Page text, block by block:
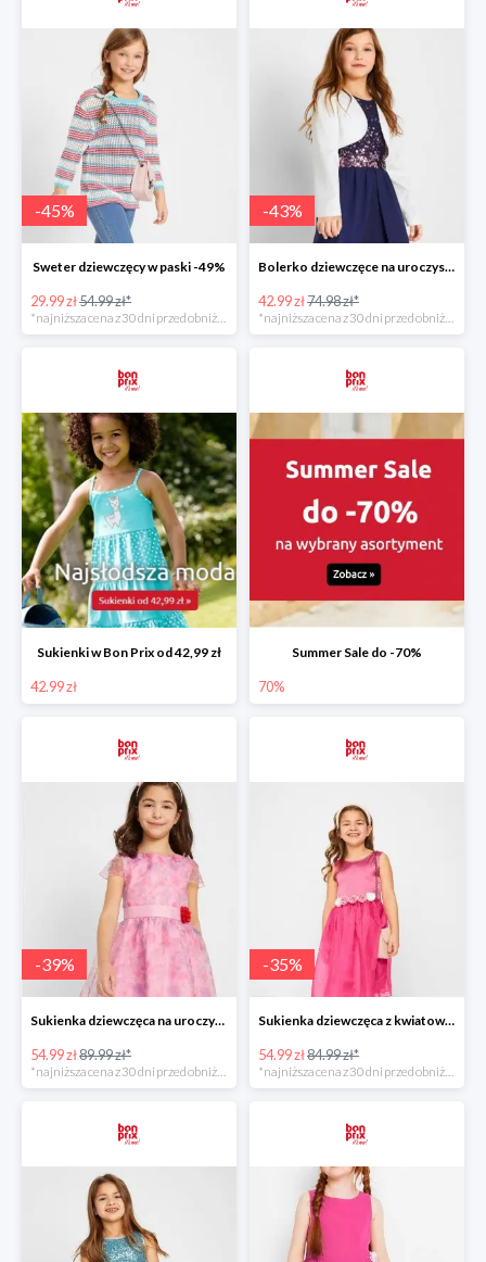
-45%
Sweter dziewczęcy w paski -49%
29.99 zł54.99 zł*
*najniższa cena z 30 dni przed obniżką
-43%
Bolerko dziewczęce na uroczyste okazje -49%
42.99 zł74.98 zł*
*najniższa cena z 30 dni przed obniżką
Sukienki w Bon Prix od 42,99 zł
42.99 zł
Summer Sale do -70%
70%
-39%
Sukienka dziewczęca na uroczyste okazje z kwiatowym nadrukiem -38%
54.99 zł89.99 zł*
*najniższa cena z 30 dni przed obniżką
-35%
Sukienka dziewczęca z kwiatową aplikacją -35%
54.99 zł84.99 zł*
*najniższa cena z 30 dni przed obniżką